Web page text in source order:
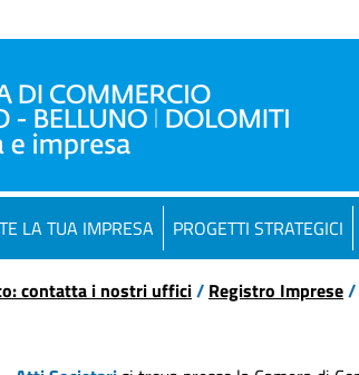
LA TUA IMPRESA PROGETTI STRATEGICI
contatta i nostri uffici/ Registro Imprese/